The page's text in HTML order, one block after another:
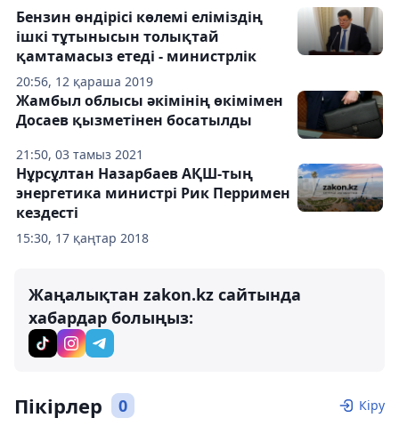
20:56, 12 қараша 2019
Бензин өндірісі көлемі еліміздің
ішкі тұтынысын толықтай
қамтамасыз етеді - министрлік
21:50, 03 тамыз 2021
Жамбыл облысы әкімінің өкімімен
Досаев қызметінен босатылды
15:30, 17 қаңтар 2018
Нұрсұлтан Назарбаев АҚШ-тың
энергетика министрі Рик Перримен
кездесті
Жаңалықтан zakon.kz сайтында
хабардар болыңыз:
Пікірлер 0 Кіру